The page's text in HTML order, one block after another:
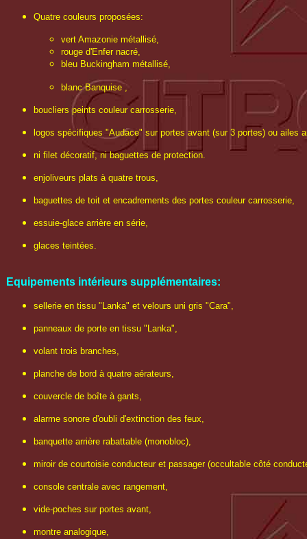
Quatre couleurs proposées:
vert Amazonie métallisé,
rouge d'Enfer nacré,
bleu Buckingham métallisé,
blanc Banquise ,
boucliers peints couleur carrosserie,
logos spécifiques "Audace" sur portes avant (sur 3 portes) ou ailes
ni filet décoratif, ni baguettes de protection.
enjoliveurs plats à quatre trous,
baguettes de toit et encadrements des portes couleur carrosserie,
essuie-glace arrière en série,
glaces teintées.
Equipements intérieurs supplémentaires:
sellerie en tissu "Lanka" et velours uni gris "Cara",
panneaux de porte en tissu "Lanka",
volant trois branches,
planche de bord à quatre aérateurs,
couvercle de boîte à gants,
alarme sonore d'oubli d'extinction des feux,
banquette arrière rabattable (monobloc),
miroir de courtoisie conducteur et passager (occultable côté
console centrale avec rangement,
vide-poches sur portes avant,
montre analogique,